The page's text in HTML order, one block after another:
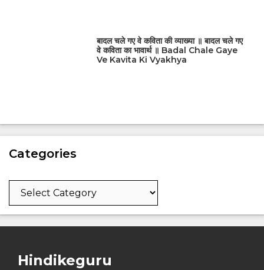
बादल चले गए वे कविता की व्याख्या ॥ बादल चले गए
वे कविता का भावार्थ ॥ Badal Chale Gaye
Ve Kavita Ki Vyakhya
Categories
Categories
Hindikeguru